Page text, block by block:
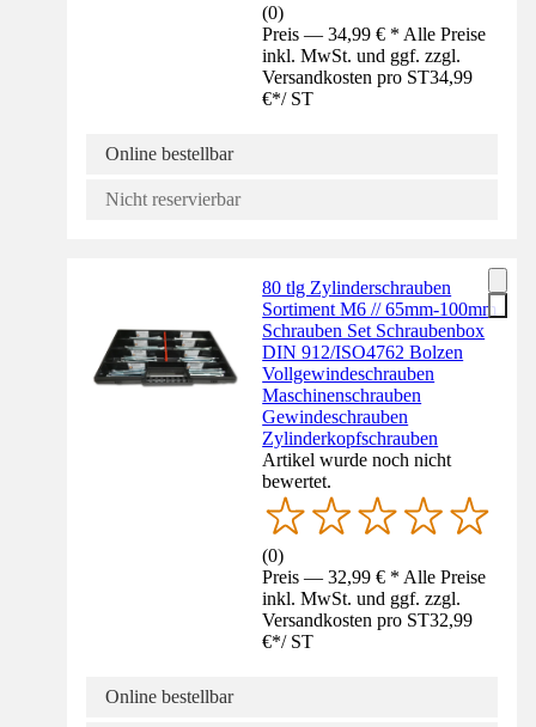
(0)
Preis — 34,99 € * Alle Preise
inkl. MwSt. und ggf. zzgl.
Versandkosten pro ST34,99
€*/ ST
Online bestellbar
Nicht reservierbar
80 tlg Zylinderschrauben
Sortiment M6 // 65mm-100mm
Schrauben Set Schraubenbox
DIN 912/ISO4762 Bolzen
Vollgewindeschrauben
Maschinenschrauben
Gewindeschrauben
Zylinderkopfschrauben
Artikel wurde noch nicht
bewertet.
(0)
Preis — 32,99 € * Alle Preise
inkl. MwSt. und ggf. zzgl.
Versandkosten pro ST32,99
€*/ ST
Online bestellbar